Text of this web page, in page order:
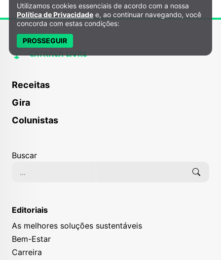
Receitas
Gira
Colunistas
Buscar
Editoriais
As melhores soluções sustentáveis
Bem-Estar
Carreira
Política de Privacidade e Cookies
Utilizamos cookies essenciais de acordo com a nossa
Política de Privacidade e, ao continuar navegando, você
concorda com estas condições:
PROSSEGUIR